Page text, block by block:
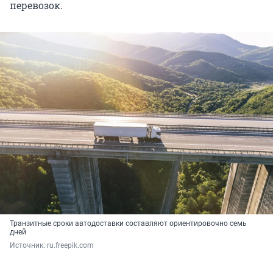
перевозок.
Транзитные сроки автодоставки составляют ориентировочно семь
дней
Источник: ru.freepik.com